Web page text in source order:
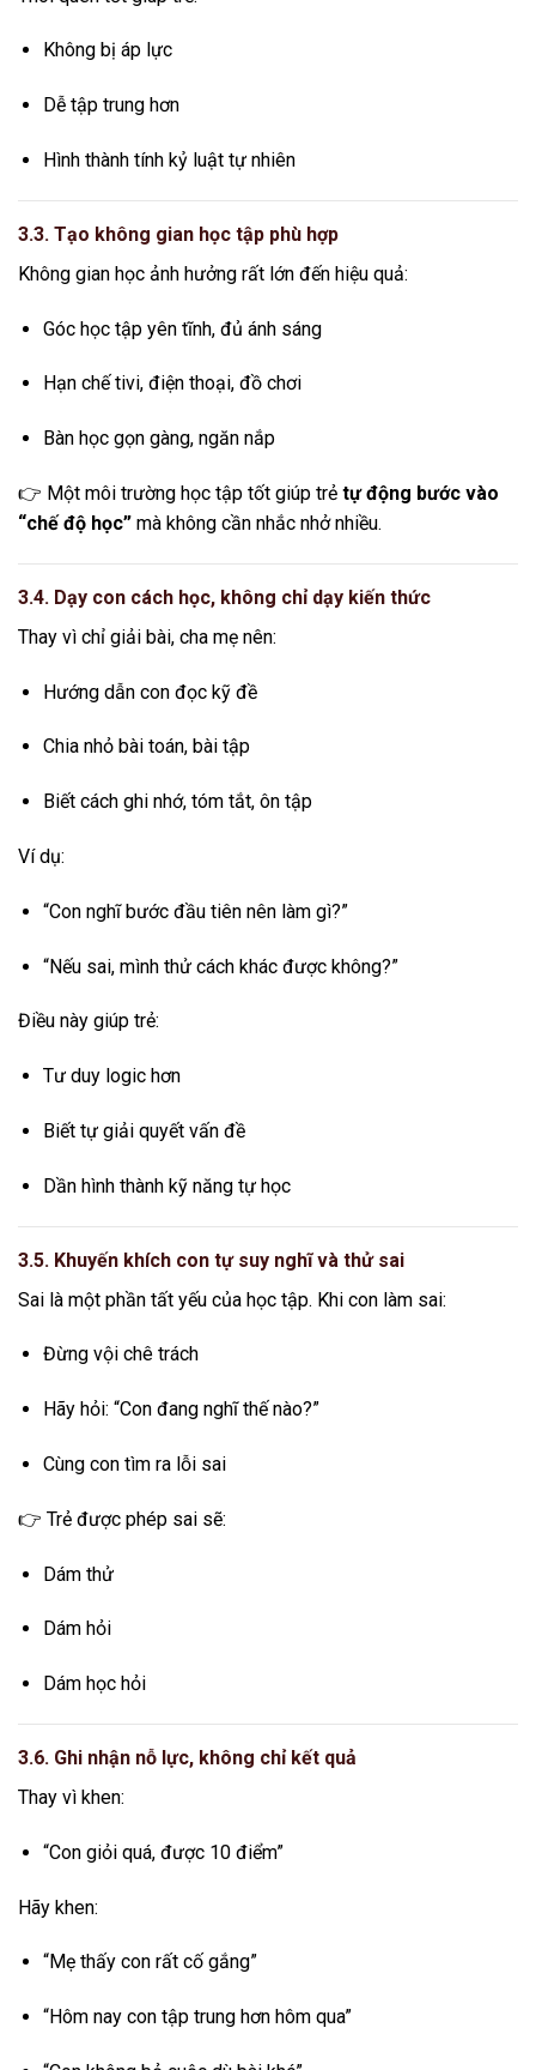
Không bị áp lực
Dễ tập trung hơn
Hình thành tính kỷ luật tự nhiên
3.3. Tạo không gian học tập phù hợp
Không gian học ảnh hưởng rất lớn đến hiệu quả:
Góc học tập yên tĩnh, đủ ánh sáng
Hạn chế tivi, điện thoại, đồ chơi
Bàn học gọn gàng, ngăn nắp
👉 Một môi trường học tập tốt giúp trẻ tự động bước vào
“chế độ học” mà không cần nhắc nhở nhiều.
3.4. Dạy con cách học, không chỉ dạy kiến thức
Thay vì chỉ giải bài, cha mẹ nên:
Hướng dẫn con đọc kỹ đề
Chia nhỏ bài toán, bài tập
Biết cách ghi nhớ, tóm tắt, ôn tập
Ví dụ:
“Con nghĩ bước đầu tiên nên làm gì?”
“Nếu sai, mình thử cách khác được không?”
Điều này giúp trẻ:
Tư duy logic hơn
Biết tự giải quyết vấn đề
Dần hình thành kỹ năng tự học
3.5. Khuyến khích con tự suy nghĩ và thử sai
Sai là một phần tất yếu của học tập. Khi con làm sai:
Đừng vội chê trách
Hãy hỏi: “Con đang nghĩ thế nào?”
Cùng con tìm ra lỗi sai
👉 Trẻ được phép sai sẽ:
Dám thử
Dám hỏi
Dám học hỏi
3.6. Ghi nhận nỗ lực, không chỉ kết quả
Thay vì khen:
“Con giỏi quá, được 10 điểm”
Hãy khen:
“Mẹ thấy con rất cố gắng”
“Hôm nay con tập trung hơn hôm qua”